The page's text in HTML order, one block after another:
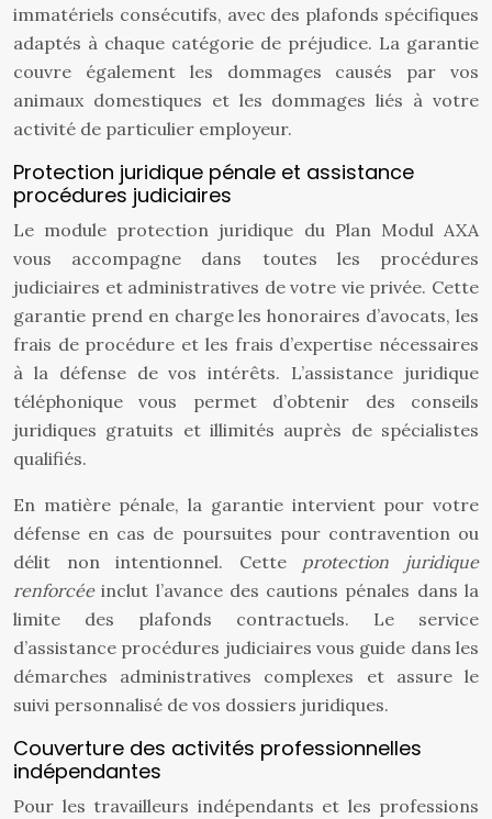
immatériels consécutifs, avec des plafonds spécifiques
adaptés à chaque catégorie de préjudice. La garantie
couvre également les dommages causés par vos
animaux domestiques et les dommages liés à votre
activité de particulier employeur.
Protection juridique pénale et assistance
procédures judiciaires
Le module protection juridique du Plan Modul AXA
vous accompagne dans toutes les procédures
judiciaires et administratives de votre vie privée. Cette
garantie prend en charge les honoraires d’avocats, les
frais de procédure et les frais d’expertise nécessaires
à la défense de vos intérêts. L’assistance juridique
téléphonique vous permet d’obtenir des conseils
juridiques gratuits et illimités auprès de spécialistes
qualifiés.
En matière pénale, la garantie intervient pour votre
défense en cas de poursuites pour contravention ou
délit non intentionnel. Cette protection juridique
renforcéeinclut l’avance des cautions pénales dans la
limite des plafonds contractuels. Le service
d’assistance procédures judiciaires vous guide dans les
démarches administratives complexes et assure le
suivi personnalisé de vos dossiers juridiques.
Couverture des activités professionnelles
indépendantes
Pour les travailleurs indépendants et les professions